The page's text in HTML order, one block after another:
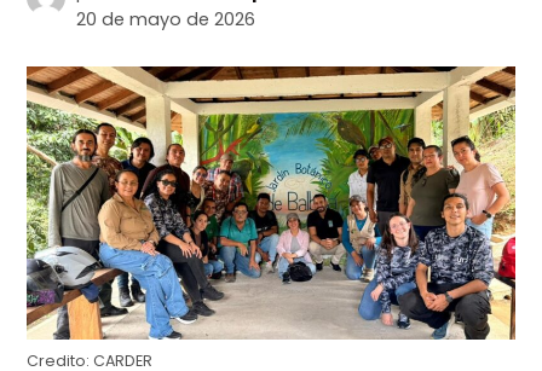
20 de mayo de 2026
Credito: CARDER